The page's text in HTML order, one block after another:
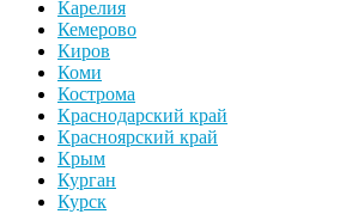
Карелия
Кемерово
Киров
Коми
Кострома
Краснодарский край
Красноярский край
Крым
Курган
Курск